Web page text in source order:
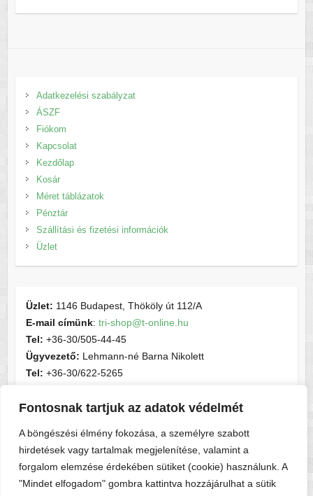
Fontosnak tartjuk az adatok védelmét
A böngészési élmény fokozása, a személyre szabott
hirdetések vagy tartalmak megjelenítése, valamint a
forgalom elemzése érdekében sütiket (cookie) használunk. A
"Mindet elfogadom" gombra kattintva hozzájárulhat a sütik
Adatkezelési szabályzat
ÁSZF
Fiókom
Kapcsolat
Kezdőlap
Kosár
Méret táblázatok
Pénztár
Szállítási és fizetési információk
Üzlet
Üzlet: 1146 Budapest, Thököly út 112/A
E-mail címünk: tri-shop@t-online.hu
Tel: +36-30/505-44-45
Ügyvezető: Lehmann-né Barna Nikolett
Tel: +36-30/622-5265
Cégjegyzékszám:cg05-06-015156